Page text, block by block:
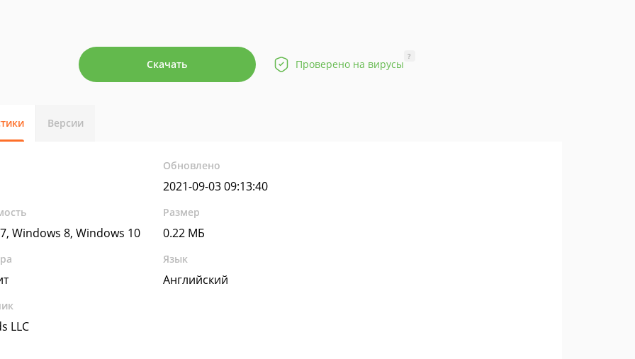
Скачать Проверено на вирусы
?
Версии
Обновлено
2021-09-03 09:13:40
Windows 8, Windows 10
Размер
0.22 МБ
Язык
Английский
LLC